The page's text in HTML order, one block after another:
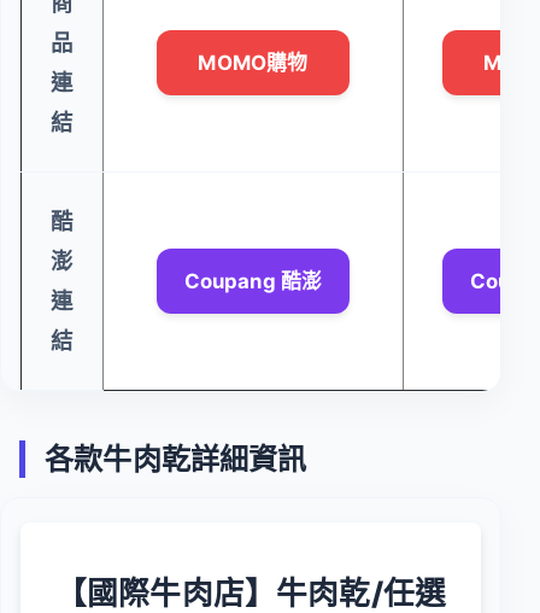
品
連
結
MOMO購物
酷
澎
連
結
Coupang 酷澎
各款牛肉乾詳細資訊
【國際牛肉店】牛肉乾/任選